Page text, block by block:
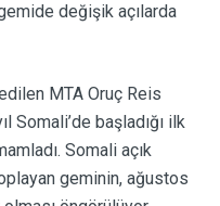
değişik açılarda
MTA Oruç Reis
Somali’de başladığı ilk
Somali açık
geminin, ağustos